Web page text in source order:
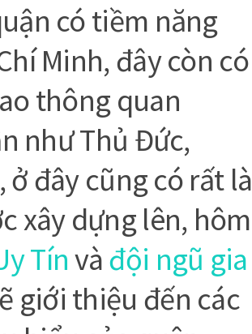
có tiềm năng
Minh, đây còn có
thông quan
như Thủ Đức,
ở đây cũng có rất là
xây dựng lên, hôm
Tínvàđội ngũ gia
giới thiệu đến các